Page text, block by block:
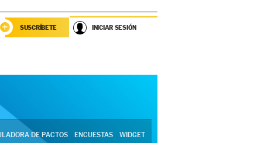
SUSCRÍBETE INICIAR SESIÓN
DE PACTOS ENCUESTAS WIDGET